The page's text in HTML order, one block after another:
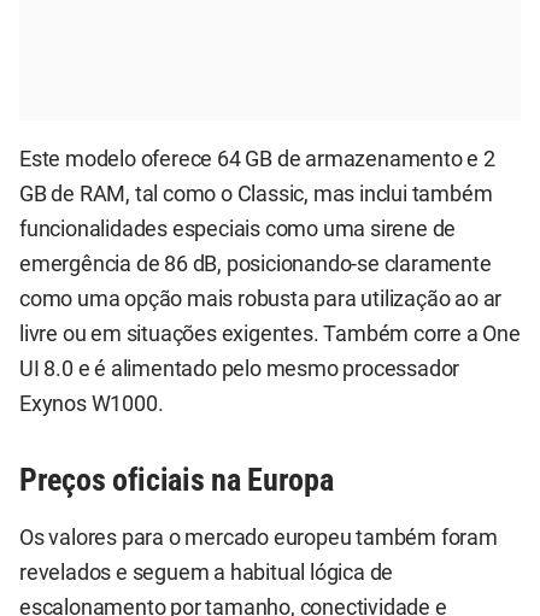
Este modelo oferece 64 GB de armazenamento e 2
GB de RAM, tal como o Classic, mas inclui também
funcionalidades especiais como uma sirene de
emergência de 86 dB, posicionando-se claramente
como uma opção mais robusta para utilização ao ar
livre ou em situações exigentes. Também corre a One
UI 8.0 e é alimentado pelo mesmo processador
Exynos W1000.
Preços oficiais na Europa
Os valores para o mercado europeu também foram
revelados e seguem a habitual lógica de
escalonamento por tamanho, conectividade e